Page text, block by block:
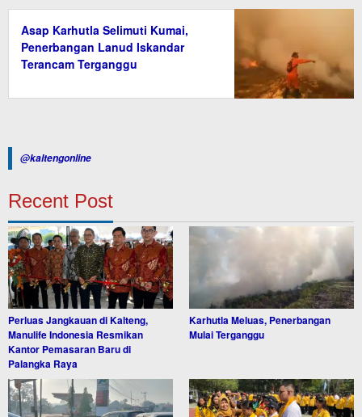
Asap Karhutla Selimuti Kumai,
Penerbangan Lanud Iskandar
Terancam Terganggu
@kaltengonline
Recent Post
Perluas Jangkauan di Kalteng,
Manulife Indonesia Resmikan
Kantor Pemasaran Baru di
Palangka Raya
Karhutla Meluas, Penerbangan
Mulai Terganggu